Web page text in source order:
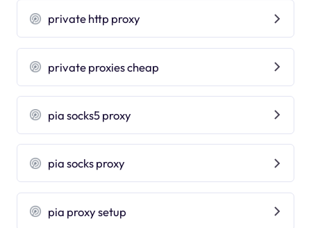
private http proxy
private proxies cheap
pia socks5 proxy
pia socks proxy
pia proxy setup